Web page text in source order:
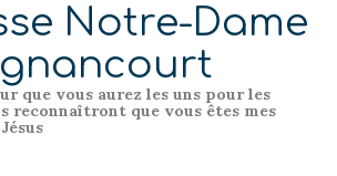
Notre-Dame
que vous aurez les uns pour les
reconnaîtront que vous êtes mes